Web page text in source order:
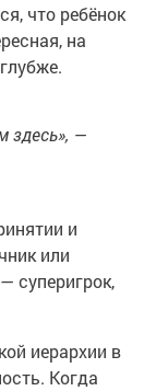
что ребёнок
на
здесь», —
и
или
суперигрок,
иерархии в
Когда